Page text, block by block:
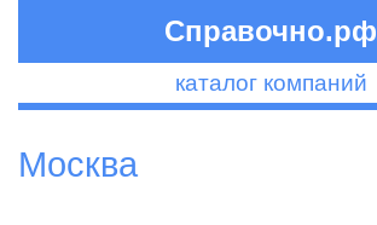
Справочно.рф
каталог компаний
Москва